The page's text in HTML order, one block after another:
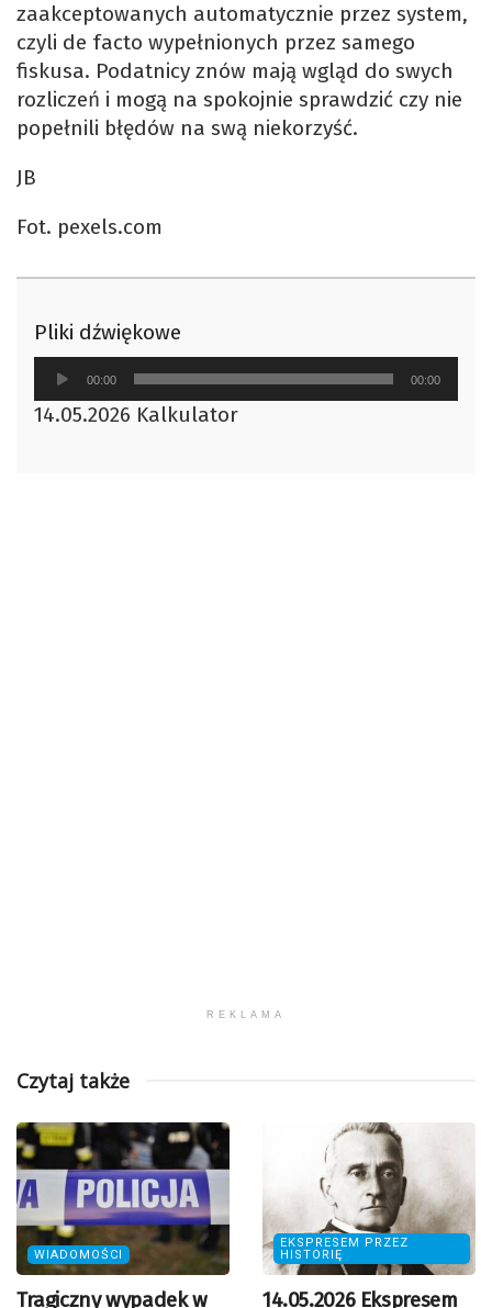
zaakceptowanych automatycznie przez system,
czyli de facto wypełnionych przez samego
fiskusa. Podatnicy znów mają wgląd do swych
rozliczeń i mogą na spokojnie sprawdzić czy nie
popełnili błędów na swą niekorzyść.
JB
Fot. pexels.com
Pliki dźwiękowe
Odtwarzacz
plików
dźwiękowych
00:00 00:00
14.05.2026 Kalkulator
REKLAMA
Czytaj także
WIADOMOŚCI
Tragiczny wypadek w
EKSPRESEM PRZEZ
HISTORIĘ
14.05.2026 Ekspresem